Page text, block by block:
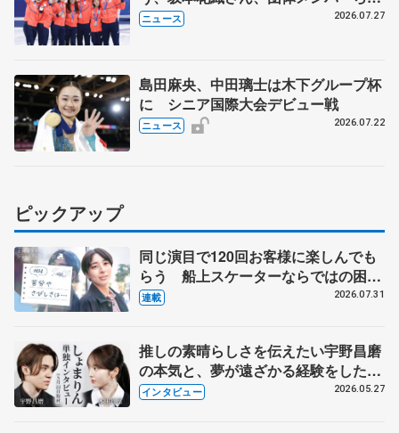
8月7日に文科省が表彰式、ブルーノ・
ニュース 2026.07.27
島田麻央、中田璃士は木下グループ杯
に シニア国際大会デビュー戦
ニュース 2026.07.22
ピックアップ
同じ演目で120回お客様に楽しんでも
らう 船上スケーターならではの困難
とは 影響あったPIW前キャプテン松
連載 2026.07.31
推しの素晴らしさを伝えたい宇野昌磨
の本気と、夢が遠ざかる経験をした本
田真凜の覚悟
インタビュー 2026.05.27